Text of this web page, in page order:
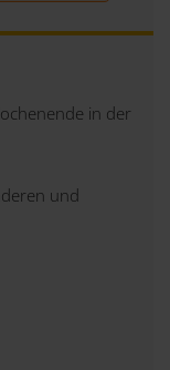
in der
und